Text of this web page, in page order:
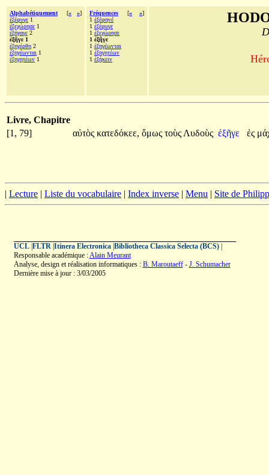
Alphabétiquement [« »]
ἐξέφυγε 1
ἐξεχώρησε 1
ἐξήγαγε 2
ἐξῆγε 1
ἐξηγέρθη 2
ἐξηγέωνται 1
ἐξηγητέων 1
Fréquences [« »]
1 ἐξέφηνέ
1 ἐξέφυγε
1 ἐξεχώρησε
1 ἐξῆγε
1 ἐξηγέωνται
1 ἐξηγητέων
1 ἐξήκειν
Livre, Chapitre
[1, 79]
αὐτὸς κατεδόκεε, ὅμως τοὺς Λυδοὺς ἐξῆγε ἐς
| Lecture | Liste du vocabulaire | Index inverse | Menu | Site de
UCL| FLTR| Itinera Electronica| Bibliotheca Classica Selecta (BCS)|
Responsable académique :Alain Meurant
Analyse, design et réalisation informatiques : B. Maroutaeff- J. Schumacher
Dernière mise à jour : 3/03/2005